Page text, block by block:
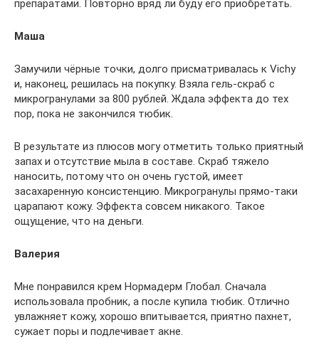
препаратами. Повторно вряд ли буду его приобретать.
Маша
Замучили чёрные точки, долго присматривалась к Vichy
и, наконец, решилась на покупку. Взяла гель-скраб с
микрогранулами за 800 рублей. Ждала эффекта до тех
пор, пока не закончился тюбик.
В результате из плюсов могу отметить только приятный
запах и отсутствие мыла в составе. Скраб тяжело
наносить, потому что он очень густой, имеет
засахаренную консистенцию. Микрогранулы прямо-таки
царапают кожу. Эффекта совсем никакого. Такое
ощущение, что на деньги.
Валерия
Мне понравился крем Нормадерм Глобал. Сначала
использовала пробник, а после купила тюбик. Отлично
увлажняет кожу, хорошо впитывается, приятно пахнет,
сужает поры и подлечивает акне.